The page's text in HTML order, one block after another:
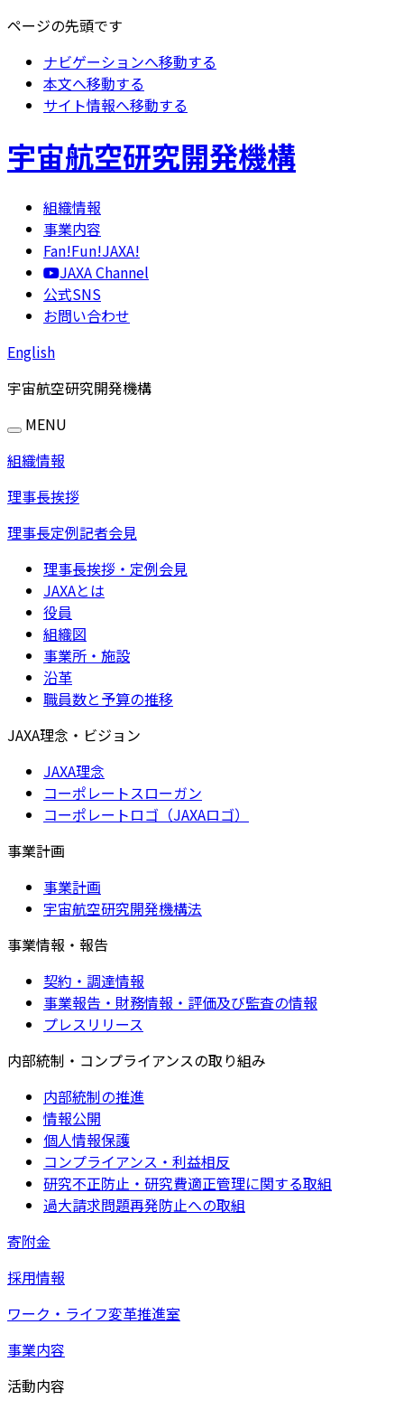
ページの先頭です
ナビゲーションへ移動する
本文へ移動する
サイト情報へ移動する
宇宙航空研究開発機構
組織情報
事業内容
Fan!Fun!JAXA!
JAXA Channel
公式SNS
お問い合わせ
English
宇宙航空研究開発機構
MENU
組織情報
理事長挨拶
理事長定例記者会見
理事長挨拶・定例会見
JAXAとは
役員
組織図
事業所・施設
沿革
職員数と予算の推移
JAXA理念・ビジョン
JAXA理念
コーポレートスローガン
コーポレートロゴ（JAXAロゴ）
事業計画
事業計画
宇宙航空研究開発機構法
事業情報・報告
契約・調達情報
事業報告・財務情報・評価及び監査の情報
プレスリリース
内部統制・コンプライアンスの取り組み
内部統制の推進
情報公開
個人情報保護
コンプライアンス・利益相反
研究不正防止・研究費適正管理に関する取組
過大請求問題再発防止への取組
寄附金
採用情報
ワーク・ライフ変革推進室
事業内容
活動内容